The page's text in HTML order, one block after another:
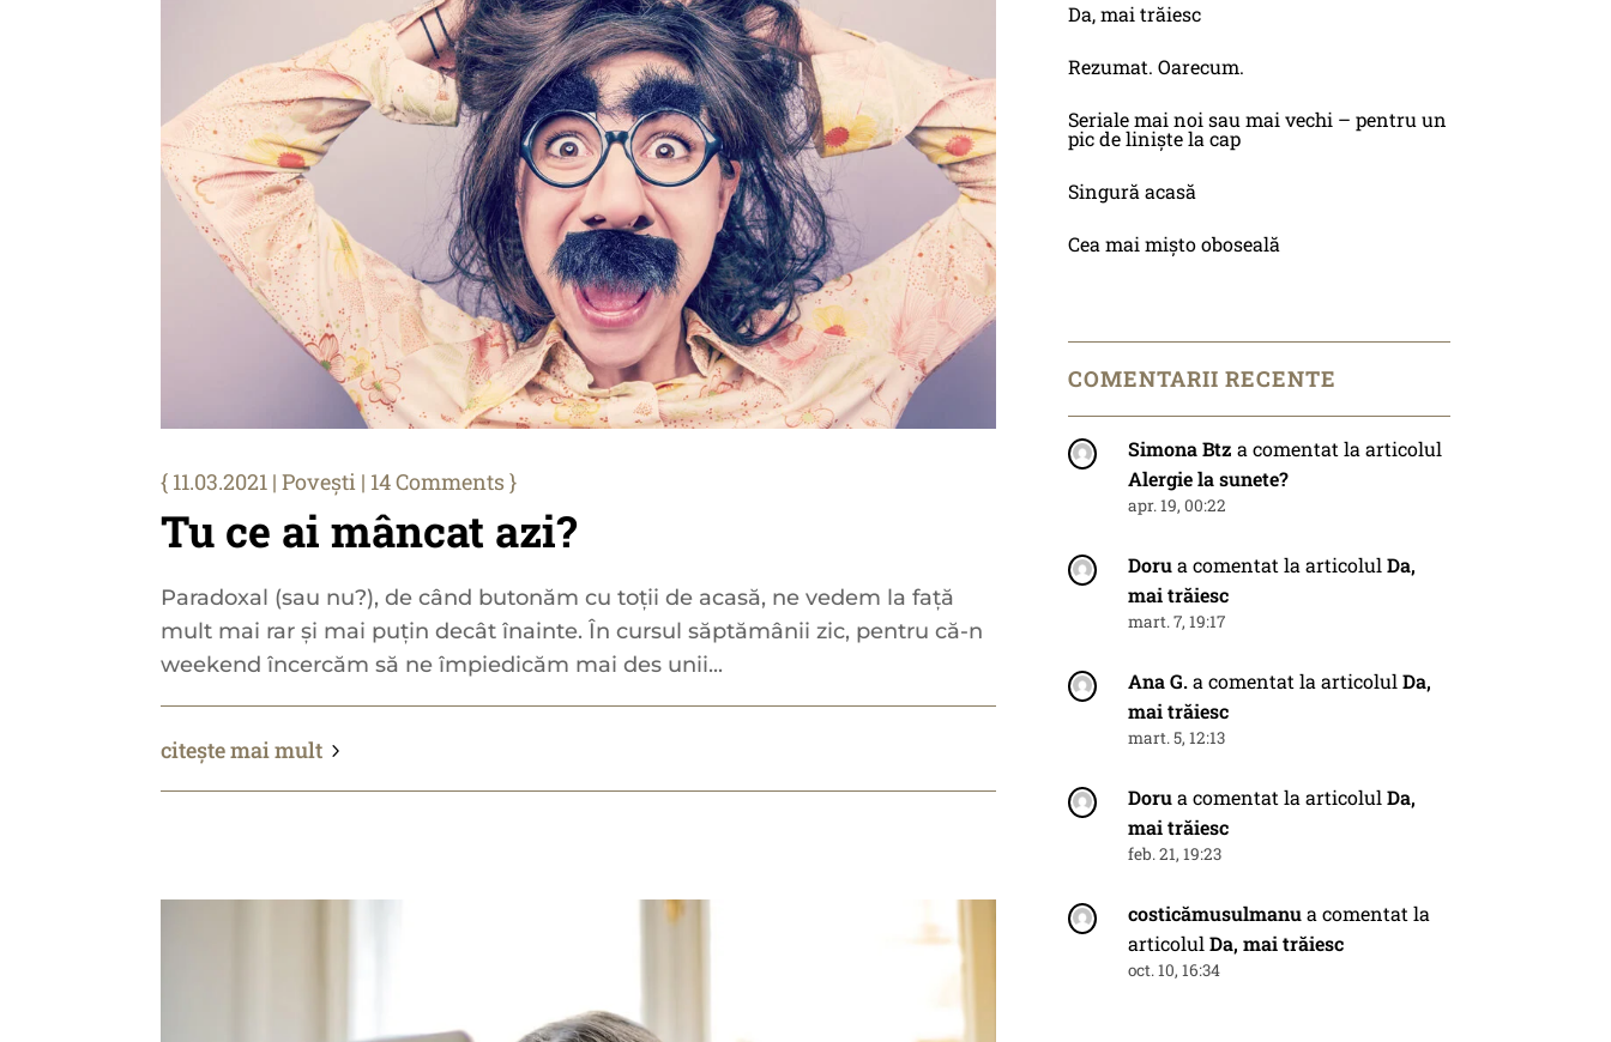
Tu ce ai mâncat azi?
11.03.2021 |Povești | 14 Comments
Paradoxal (sau nu?), de când butonăm cu toții de acasă, ne vedem la față
mult mai rar și mai puțin decât înainte. În cursul săptămânii zic, pentru că-n
weekend încercăm să ne împiedicăm mai des unii...
citește mai mult
Da, mai trăiesc
Rezumat. Oarecum.
Seriale mai noi sau mai vechi – pentru un
pic de liniște la cap
Singură acasă
Cea mai mișto oboseală
COMENTARII RECENTE
Simona Btz a comentat la articolul
Alergie la sunete?
apr. 19, 00:22
Dorua comentat la articolulDa,
mai trăiesc
mart. 7, 19:17
Ana G.a comentat la articolulDa,
mai trăiesc
mart. 5, 12:13
Dorua comentat la articolulDa,
mai trăiesc
feb. 21, 19:23
costicămusulmanua comentat la
articolulDa, mai trăiesc
oct. 10, 16:34